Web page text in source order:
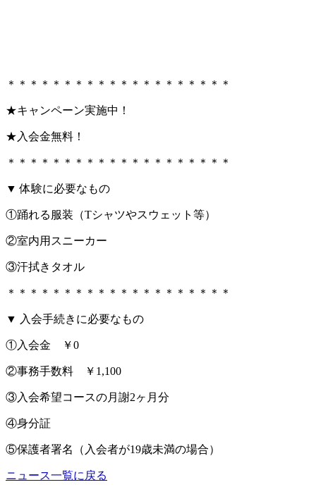
＊＊＊＊＊＊＊＊＊＊＊＊＊＊＊＊＊＊＊＊
★キャンペーン実施中！
★入会金無料！
＊＊＊＊＊＊＊＊＊＊＊＊＊＊＊＊＊＊＊＊
▼ 体験に必要なもの
①踊れる服装（Tシャツやスウェット等）
②室内用スニーカー
③汗拭きタオル
＊＊＊＊＊＊＊＊＊＊＊＊＊＊＊＊＊＊＊＊
▼ 入会手続きに必要なもの
①入会金 ￥0
②事務手数料 ￥1,100
③入会希望コースの月謝2ヶ月分
④身分証
⑤保護者署名（入会者が19歳未満の場合）
ニュース一覧に戻る